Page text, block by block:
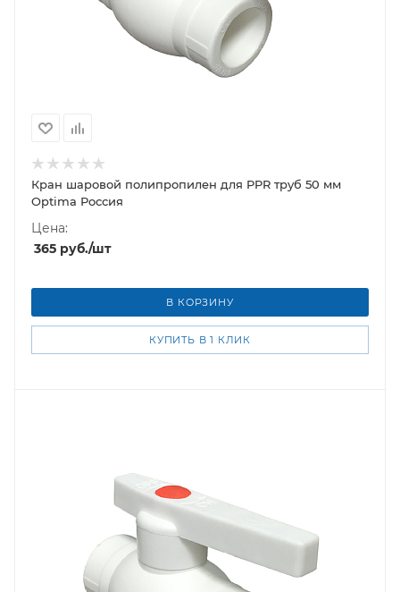
Кран шаровой полипропилен для PPR труб 50 мм
Optima Россия
Цена:
365 руб./шт
В КОРЗИНУ
КУПИТЬ В 1 КЛИК